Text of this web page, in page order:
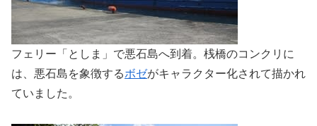
フェリー「としま」で悪石島へ到着。桟橋のコンクリに
は、悪石島を象徴するボゼがキャラクター化されて描かれ
ていました。